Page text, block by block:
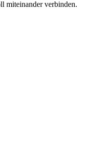
miteinander verbinden.